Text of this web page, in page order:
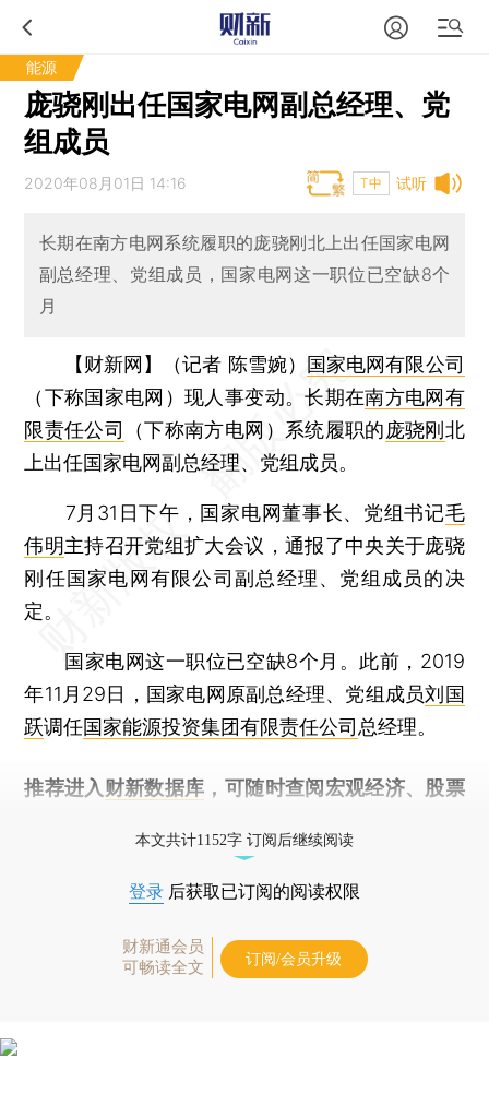
能源
庞骁刚出任国家电网副总经理、党
组成员
试听
2020年08月01日 14:16 T中
长期在南方电网系统履职的庞骁刚北上出任国家电网
副总经理、党组成员，国家电网这一职位已空缺8个
月
【财新网】（记者 陈雪婉） 国家电网有限公司
（下称国家电网）现人事变动。长期在南方电网有
限责任公司
（下称南方电网）系统履职的庞骁刚 北
上出任国家电网副总经理、党组成员。
7月31日下午，国家电网董事长、党组书记毛
伟明主持召开党组扩大会议，通报了中央关于庞骁
刚任国家电网有限公司副总经理、党组成员的决
定。
国家电网这一职位已空缺8个月。此前，2019
年11月29日，国家电网原副总经理、党组成员刘国
跃调任国家能源投资集团有限责任公司 总经理。
推荐进入 财新数据库 ，可随时查阅宏观经济、股票
本文共计1152字 订阅后继续阅读
登录 后获取已订阅的阅读权限
财新通会员
可畅读全文
订阅/会员升级